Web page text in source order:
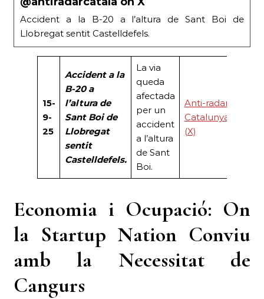
Accident a la B-20 a l’altura de Sant Boi de
Llobregat sentit Castelldefels.
15-
9-
25
Accident a la
B-20 a
l’altura de
Sant Boi de
Llobregat
sentit
Castelldefels.
La via
queda
afectada
per un
accident
a l’altura
de Sant
Boi.
Anti-radar
Catalunya
(X)
Economia i Ocupació: On
la Startup Nation Conviu
amb la Necessitat de
Cangurs